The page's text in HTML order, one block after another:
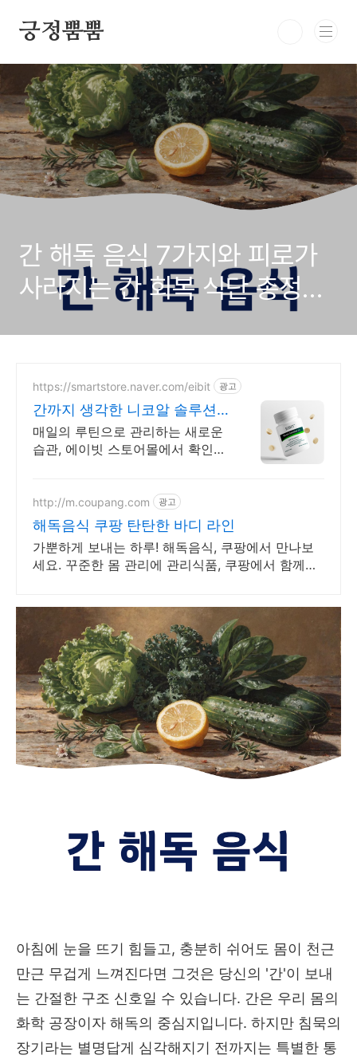
긍정뿜뿜
간 해독 음식 7가지와 피로가
사라지는 간 회복 식단 총정리
(지방간·간수치 개선 가이드)
https://smartstore.naver.com/eibit 광고
간까지 생각한 니코알 솔루션
연속회식, 야근, 술자리..
매일의 루틴으로 관리하는 새로운
습관, 에이빗 스토어몰에서 확인하
http://m.coupang.com 광고
해독음식 쿠팡 탄탄한 바디 라인
가뿐하게 보내는 하루! 해독음식, 쿠팡에서 만나보
세요. 꾸준한 몸 관리에 관리식품, 쿠팡에서 함께하
아침에 눈을 뜨기 힘들고, 충분히 쉬어도 몸이 천근
만근 무겁게 느껴진다면 그것은 당신의 '간'이 보내
는 간절한 구조 신호일 수 있습니다. 간은 우리 몸의
화학 공장이자 해독의 중심지입니다. 하지만 침묵의
장기라는 별명답게 심각해지기 전까지는 특별한 통